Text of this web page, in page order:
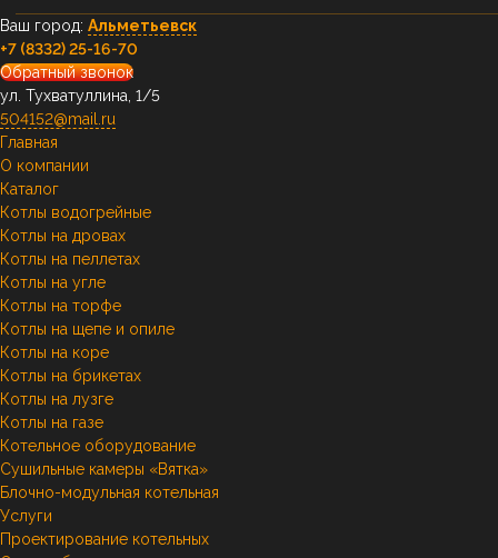
Ваш город: Альметьевск
+7 (8332) 25-16-70
Обратный звонок
ул. Тухватуллина, 1/5
504152@mail.ru
Главная
О компании
Каталог
Котлы водогрейные
Котлы на дровах
Котлы на пеллетах
Котлы на угле
Котлы на торфе
Котлы на щепе и опиле
Котлы на коре
Котлы на брикетах
Котлы на лузге
Котлы на газе
Котельное оборудование
Сушильные камеры «Вятка»
Блочно-модульная котельная
Услуги
Проектирование котельных